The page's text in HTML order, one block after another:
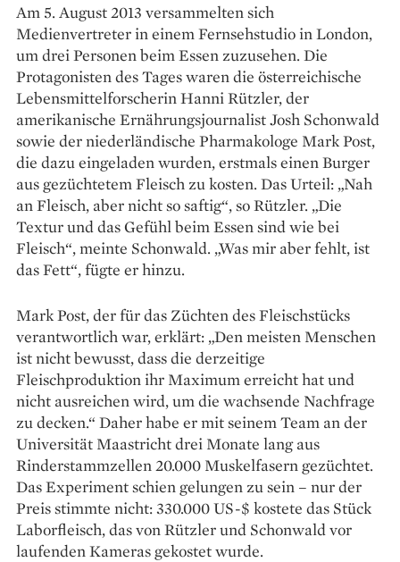
Am 5. August 2013 versammelten sich
Medienvertreter in einem Fernsehstudio in London,
um drei Personen beim Essen zuzusehen. Die
Protagonisten des Tages waren die österreichische
Lebensmittelforscherin Hanni Rützler, der
amerikanische Ernährungsjournalist Josh Schonwald
sowie der niederländische Pharmakologe Mark Post,
die dazu eingeladen wurden, erstmals einen Burger
aus gezüchtetem Fleisch zu kosten. Das Urteil: „Nah
an Fleisch, aber nicht so saftig“, so Rützler. „Die
Textur und das Gefühl beim Essen sind wie bei
Fleisch“, meinte Schonwald. „Was mir aber fehlt, ist
das Fett“, fügte er hinzu.
Mark Post, der für das Züchten des Fleischstücks
verantwortlich war, erklärt: „Den meisten Menschen
ist nicht bewusst, dass die derzeitige
Fleischproduktion ihr Maximum erreicht hat und
nicht ausreichen wird, um die wachsende Nachfrage
zu decken.“ Daher habe er mit seinem Team an der
Universität Maastricht drei Monate lang aus
Rinderstammzellen 20.000 Muskel­fasern gezüchtet.
Das Experiment schien ge­lungen zu sein – nur der
Preis stimmte nicht: 330.000 US-$ kostete das Stück
Laborfleisch, das von Rützler und Schonwald vor
laufenden Kameras gekostet wurde.